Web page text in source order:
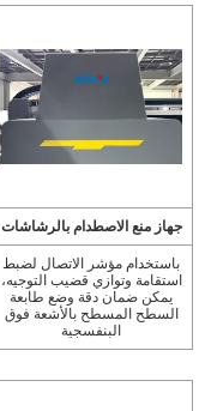
جهاز منع الاصطدام بالرشاشات
باستخدام مؤشر الاتصال لضبط
استقامة وتوازي قضيب التوجيه،
يمكن ضمان دقة وضع طابعة
السطح المسطح بالأشعة فوق
البنفسجية